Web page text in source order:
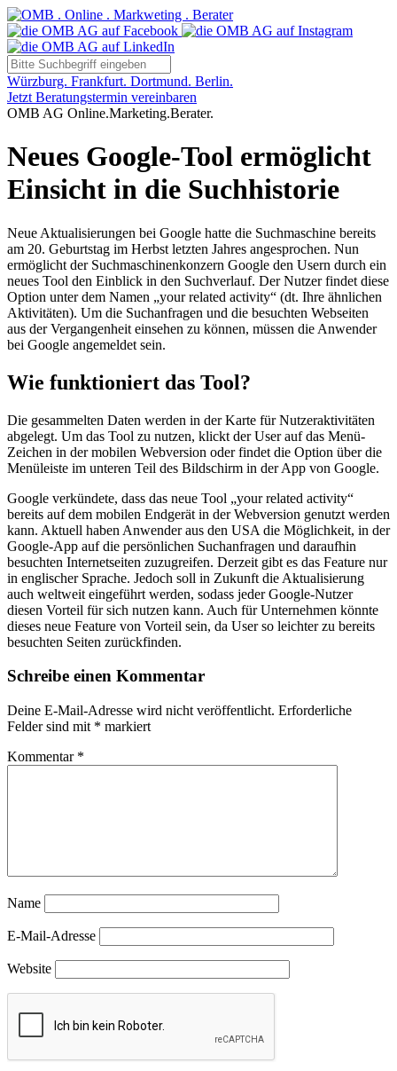
Würzburg. Frankfurt. Dortmund. Berlin.
Jetzt Beratungstermin vereinbaren
OMB AG Online.Marketing.Berater.
Neues Google-Tool ermöglicht
Einsicht in die Suchhistorie
Neue Aktualisierungen bei Google hatte die Suchmaschine bereits
am 20. Geburtstag im Herbst letzten Jahres angesprochen. Nun
ermöglicht der Suchmaschinenkonzern Google den Usern durch ein
neues Tool den Einblick in den Suchverlauf. Der Nutzer findet diese
Option unter dem Namen „your related activity“ (dt. Ihre ähnlichen
Aktivitäten). Um die Suchanfragen und die besuchten Webseiten
aus der Vergangenheit einsehen zu können, müssen die Anwender
bei Google angemeldet sein.
Wie funktioniert das Tool?
Die gesammelten Daten werden in der Karte für Nutzeraktivitäten
abgelegt. Um das Tool zu nutzen, klickt der User auf das Menü-
Zeichen in der mobilen Webversion oder findet die Option über die
Menüleiste im unteren Teil des Bildschirm in der App von Google.
Google verkündete, dass das neue Tool „your related activity“
bereits auf dem mobilen Endgerät in der Webversion genutzt werden
kann. Aktuell haben Anwender aus den USA die Möglichkeit, in der
Google-App auf die persönlichen Suchanfragen und daraufhin
besuchten Internetseiten zuzugreifen. Derzeit gibt es das Feature nur
in englischer Sprache. Jedoch soll in Zukunft die Aktualisierung
auch weltweit eingeführt werden, sodass jeder Google-Nutzer
diesen Vorteil für sich nutzen kann. Auch für Unternehmen könnte
dieses neue Feature von Vorteil sein, da User so leichter zu bereits
besuchten Seiten zurückfinden.
Schreibe einen Kommentar
Deine E-Mail-Adresse wird nicht veröffentlicht. Erforderliche
Felder sind mit * markiert
Kommentar *
Name
E-Mail-Adresse
Website